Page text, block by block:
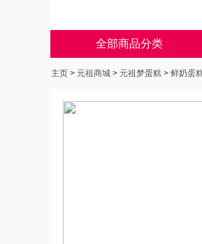
全部商品分类
主页> 元祖商城> 元祖梦蛋糕> 鲜奶蛋